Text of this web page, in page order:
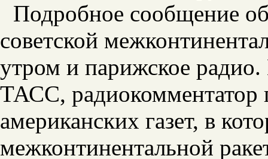
Подробное сообщение
советской
утром и парижское
ТАСС, радиокомментатор
американских газет, в
межконтинентальной